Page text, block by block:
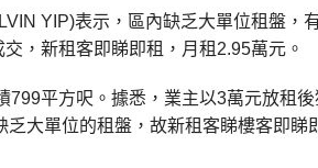
YIP)表示，區內缺乏大單位租盤，
，新租客即睇即租，月租2.95萬元。
平方呎。據悉，業主以3萬元放租
大單位的租盤，故新租客睇樓客即睇